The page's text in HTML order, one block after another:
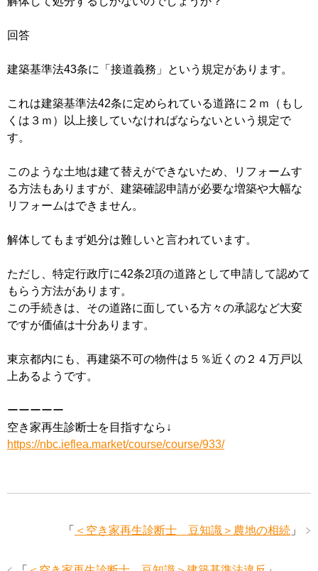
回答
建築基準法43条に「接道義務」という規定があります。
これは建築基準法42条に定められている道路に２ｍ（もし
くは３ｍ）以上接していなければならないという規定で
す。
このような土地は建て替えができないため、リフォームす
る方法もありますが、建築確認申請が必要な増築や大幅な
リフォームはできません。
解体してもまず処分は難しいと言われています。
ただし、特定行政庁に42条2項の道路として申請して認めて
もらう方法があります。
この手続きは、その道路に面している方々の承認など大変
ですが価値は十分あります。
東京都内にも、再建築不可の物件は５％近くの２４万戸以
上あるようです。
ーーーーー
空き家再生診断士を目指すなら↓
https://nbc.ieflea.market/course/course/933/
「 ＜空き家再生診断士 豆知識＞農地の相続 」